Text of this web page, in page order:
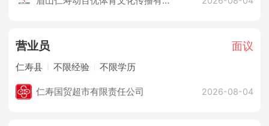
营业员 面议
仁寿县 不限经验 不限学历
仁寿国贸超市有限责任公司 2026-08-04